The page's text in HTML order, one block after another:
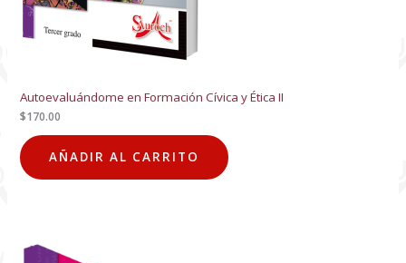
Autoevaluándome en Formación Cívica y Ética II
$170.00
AÑADIR AL CARRITO